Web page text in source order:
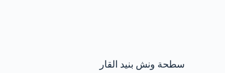
سطحة ونش بنيد القار